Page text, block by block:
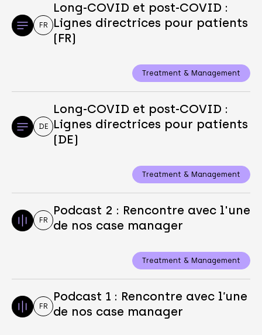
FR
Long-COVID et post-COVID :
Lignes directrices pour patients
(FR)
Treatment & Management
DE
Long-COVID et post-COVID :
Lignes directrices pour patients
(DE)
Treatment & Management
FR
Podcast 2 : Rencontre avec l'une
de nos case manager
Treatment & Management
FR
Podcast 1 : Rencontre avec l’une
de nos case manager